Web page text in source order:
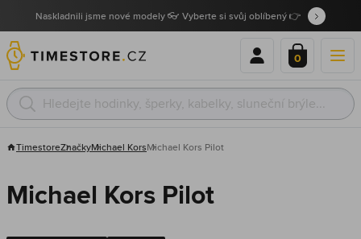
Naskladnili jsme nové modely 👓 Vyberte si svůj oblíbený 👉
0
TimestoreZnačkyMichael KorsMichael Kors Pilot
Michael Kors Pilot